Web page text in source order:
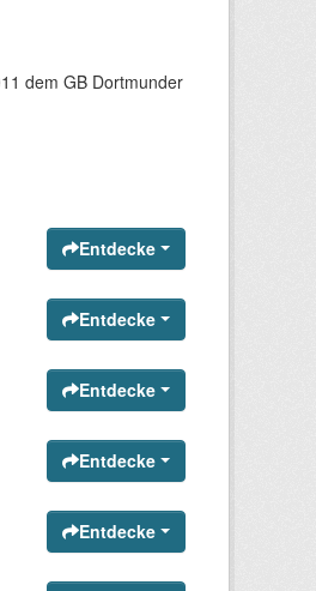
dem GB Dortmunder
Entdecke
Entdecke
Entdecke
Entdecke
Entdecke